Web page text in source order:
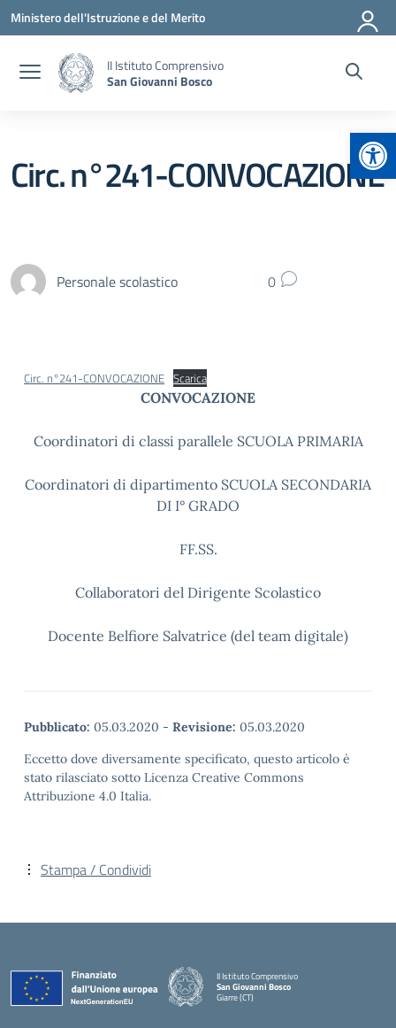
Vai ai contenuti
Vai al menu di navigazione
Vai al footer
Ministero dell'Istruzione e del Merito
II Istituto Comprensivo
San Giovanni Bosco
Circ. n°241-CONVOCAZIONE
Personale scolastico 0
Circ. n°241-CONVOCAZIONE Scarica
CONVOCAZIONE
Coordinatori di classi parallele SCUOLA PRIMARIA
Coordinatori di dipartimento SCUOLA SECONDARIA
DI I° GRADO
FF.SS.
Collaboratori del Dirigente Scolastico
Docente Belfiore Salvatrice (del team digitale)
Pubblicato: 05.03.2020 - Revisione: 05.03.2020
Eccetto dove diversamente specificato, questo articolo è
stato rilasciato sotto Licenza Creative Commons
Attribuzione 4.0 Italia.
Stampa / Condividi
II Istituto Comprensivo
San Giovanni Bosco
Giarre (CT)